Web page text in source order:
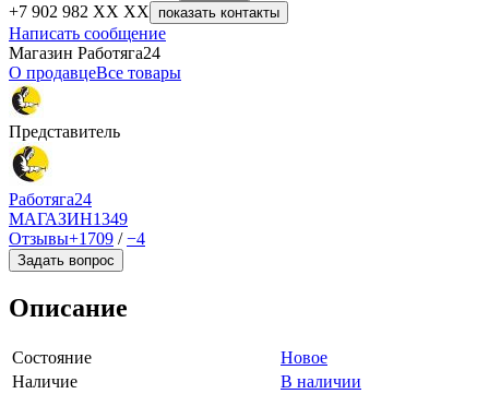
+7 902 982 XX XX
показать контакты
Написать сообщение
Магазин Работяга24
О продавцеВсе товары
Представитель
Работяга24
МАГАЗИН1349
Отзывы+1709 /−4
Задать вопрос
Описание
Состояние
Новое
Наличие
В наличии